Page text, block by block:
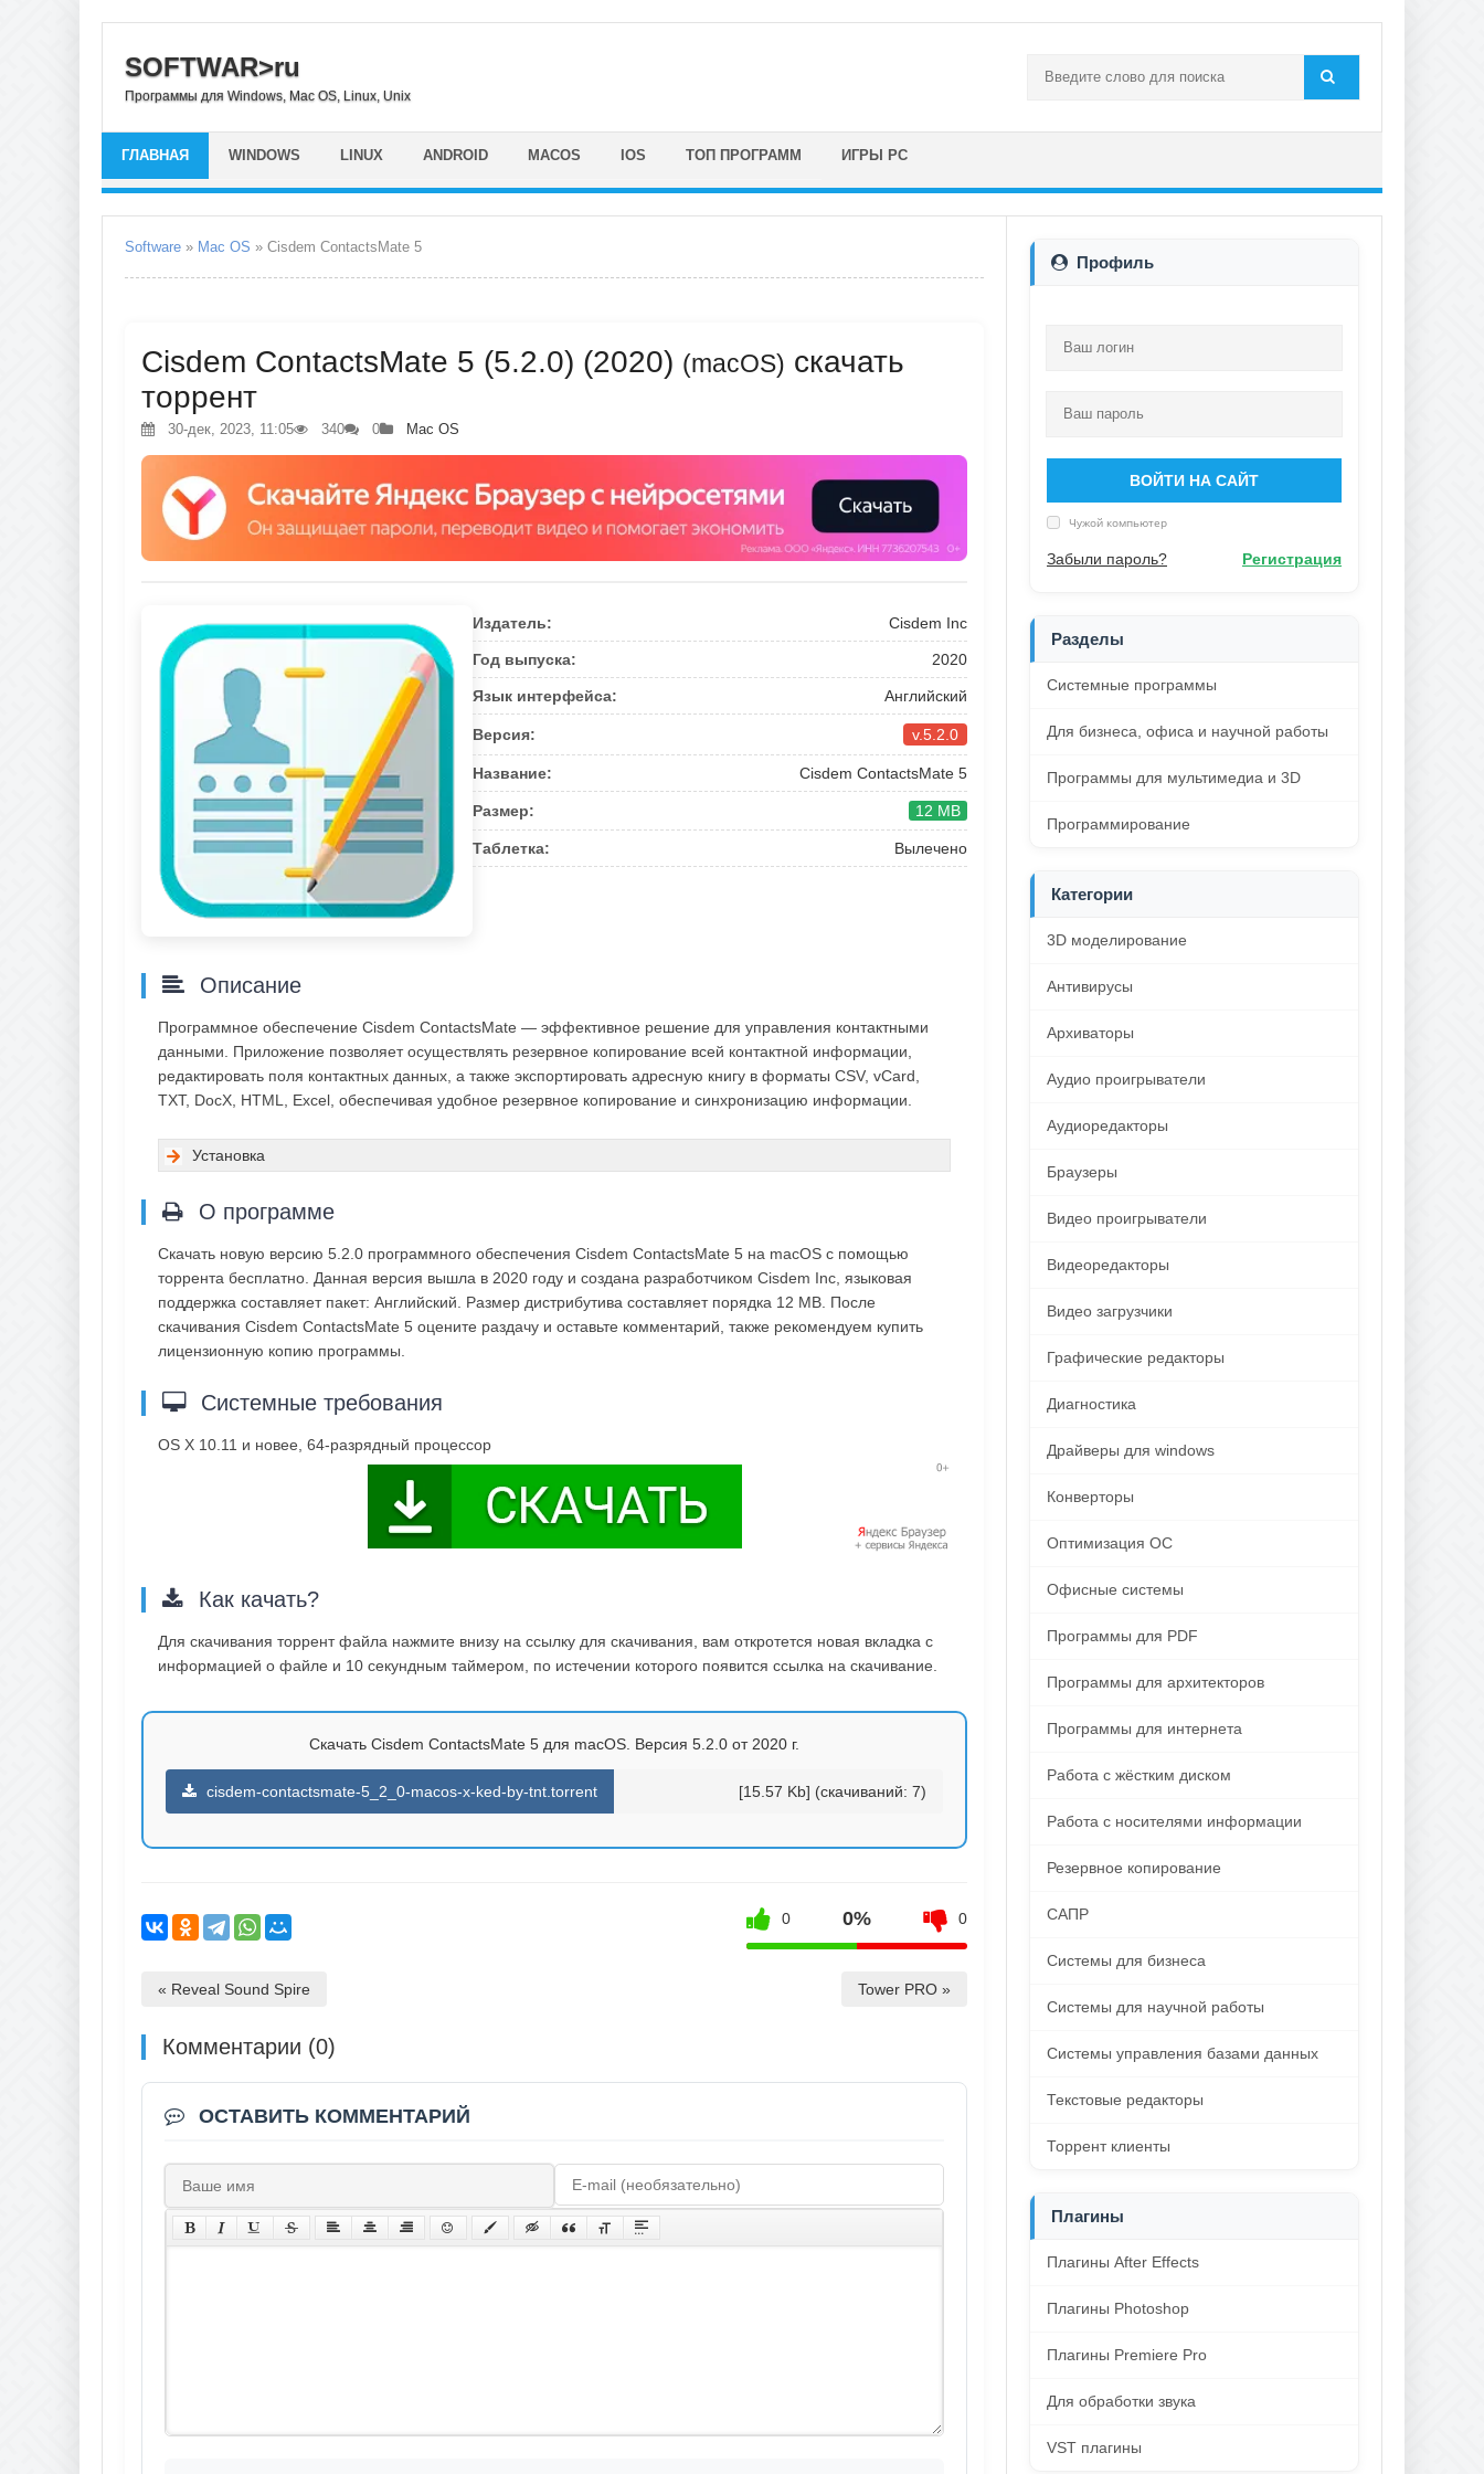
SOFTWAR>ru
Программы для Windows, Mac OS, Linux, Unix
ГЛАВНАЯ WINDOWS LINUX ANDROID MACOS IOS ТОП ПРОГРАММ ИГРЫ PC
Software » Mac OS » Cisdem ContactsMate 5
Cisdem ContactsMate 5 (5.2.0) (2020) (macOS) скачать
торрент
30-дек, 2023, 11:05 340 0 Mac OS
Издатель: Cisdem Inc
Год выпуска: 2020
Язык интерфейса: Английский
Версия: v.5.2.0
Название: Cisdem ContactsMate 5
Размер: 12 MB
Таблетка: Вылечено
Описание
Программное обеспечение Cisdem ContactsMate — эффективное решение для управления контактными
данными. Приложение позволяет осуществлять резервное копирование всей контактной информации,
редактировать поля контактных данных, а также экспортировать адресную книгу в форматы CSV, vCard,
TXT, DocX, HTML, Excel, обеспечивая удобное резервное копирование и синхронизацию информации.
Установка
О программе
Скачать новую версию 5.2.0 программного обеспечения Cisdem ContactsMate 5 на macOS с помощью
торрента бесплатно. Данная версия вышла в 2020 году и создана разработчиком Cisdem Inc, языковая
поддержка составляет пакет: Английский. Размер дистрибутива составляет порядка 12 MB. После
скачивания Cisdem ContactsMate 5 оцените раздачу и оставьте комментарий, также рекомендуем купить
лицензионную копию программы.
Системные требования
OS X 10.11 и новее, 64-разрядный процессор
Как качать?
Для скачивания торрент файла нажмите внизу на ссылку для скачивания, вам откротется новая вкладка с
информацией о файле и 10 секундным таймером, по истечении которого появится ссылка на скачивание.
Скачать Cisdem ContactsMate 5 для macOS. Версия 5.2.0 от 2020 г.
cisdem-contactsmate-5_2_0-macos-x-ked-by-tnt.torrent [15.57 Kb] (cкачиваний: 7)
0 0% 0
« Reveal Sound Spire Tower PRO »
Комментарии (0)
ОСТАВИТЬ КОММЕНТАРИЙ
Профиль
ВОЙТИ НА САЙТ
Чужой компьютер
Забыли пароль? Регистрация
Разделы
Системные программы
Для бизнеса, офиса и научной работы
Программы для мультимедиа и 3D
Программирование
Категории
3D моделирование
Антивирусы
Архиваторы
Аудио проигрыватели
Аудиоредакторы
Браузеры
Видео проигрыватели
Видеоредакторы
Видео загрузчики
Графические редакторы
Диагностика
Драйверы для windows
Конверторы
Оптимизация ОС
Офисные системы
Программы для PDF
Программы для архитекторов
Программы для интернета
Работа с жёстким диском
Работа с носителями информации
Резервное копирование
САПР
Системы для бизнеса
Системы для научной работы
Системы управления базами данных
Текстовые редакторы
Торрент клиенты
Плагины
Плагины After Effects
Плагины Photoshop
Плагины Premiere Pro
Для обработки звука
VST плагины